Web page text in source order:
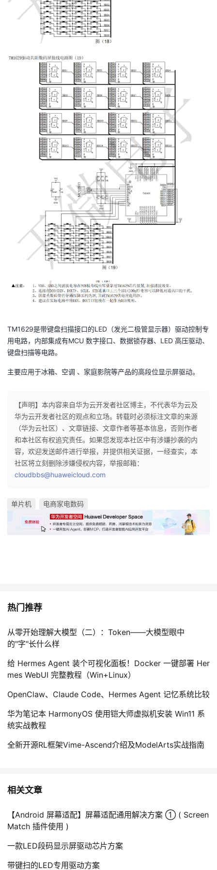
TM1629是带键盘扫描接口的LED（发光二极管显示器）驱动控制专
用电路，内部集成有MCU 数字接口、数据锁存器、LED 高压驱动、
键盘扫描等电路。
主要应用于冰箱、空调 、家庭影院等产品的高段位显示屏驱动。
【声明】本内容来自华为云开发者社区博主，不代表华为云及
华为云开发者社区的观点和立场。转载时必须标注文章的来源
（华为云社区）、文章链接、文章作者等基本信息，否则作者
和本社区有权追究责任。如果您发现本社区中有涉嫌抄袭的内
容，欢迎发送邮件进行举报，并提供相关证据，一经查实，本
社区将立刻删除涉嫌侵权内容，举报邮箱：
cloudbbs@huaweicloud.com
单片机 电商家电数码
热门推荐
从零开始理解大模型（二）：Token——大模型眼中
的"字"长什么样
给 Hermes Agent 装个可视化面板！Docker 一键部署 Her
mes WebUI 完整教程（Win+Linux）
OpenClaw、Claude Code、Hermes Agent 记忆系统比较
华为笔记本 HarmonyOS 使用铠大师虚拟机安装 Win11 系
统实战教程
全新开源RL框架Vime-Ascend介绍及ModelArts实战指南
相关文章
【Android 屏幕适配】屏幕适配通用解决方案 ① ( Screen
Match 插件使用 )
一款LED段码显示屏驱动芯片方案
带键扫的LED专用驱动方案